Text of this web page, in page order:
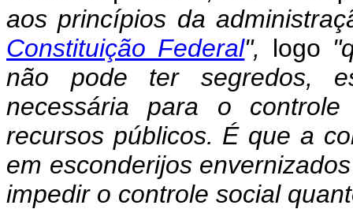
aos princípios da
Constituição Federal", logo
não pode ter segredos,
necessária para o
recursos públicos. É que a
em esconderijos
impedir o controle social